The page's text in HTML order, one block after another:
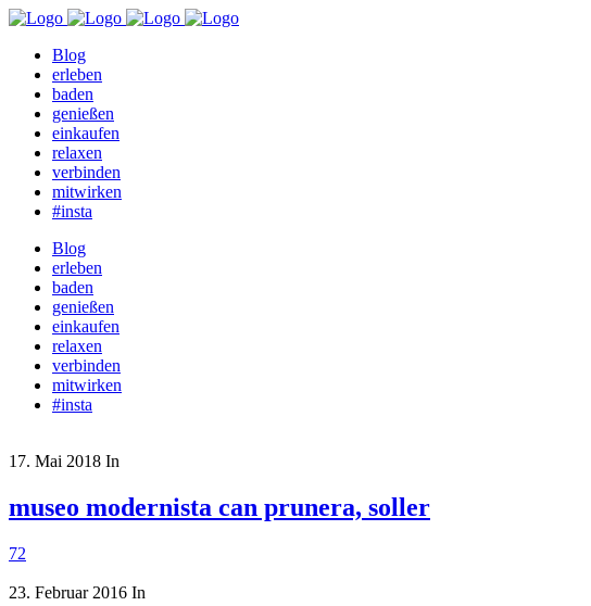
Blog
erleben
baden
genießen
einkaufen
relaxen
verbinden
mitwirken
#insta
Blog
erleben
baden
genießen
einkaufen
relaxen
verbinden
mitwirken
#insta
17. Mai 2018 In
museo modernista can prunera, soller
72
23. Februar 2016 In